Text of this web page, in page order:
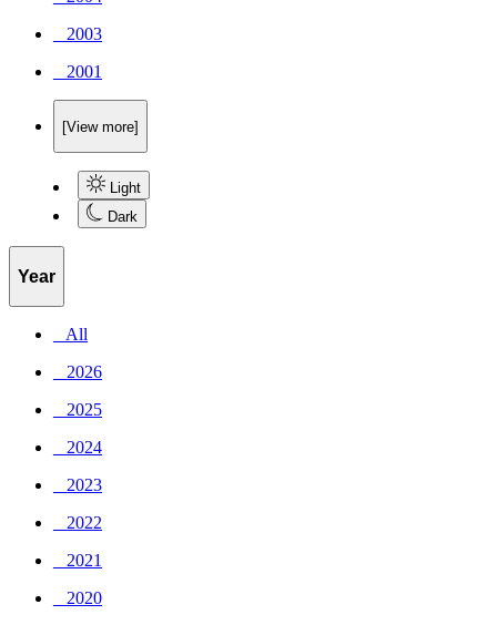
_ 2003
_ 2001
[View more]
Light
Dark
Year
_ All
_ 2026
_ 2025
_ 2024
_ 2023
_ 2022
_ 2021
_ 2020